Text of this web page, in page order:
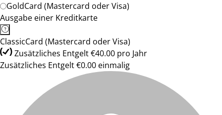
GoldCard (Mastercard oder Visa)
Ausgabe einer Kreditkarte
ClassicCard (Mastercard oder Visa)
Zusätzliches Entgelt €40.00 pro Jahr
Zusätzliches Entgelt €0.00 einmalig